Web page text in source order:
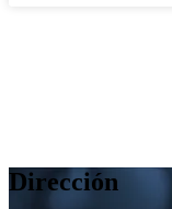
Dirección